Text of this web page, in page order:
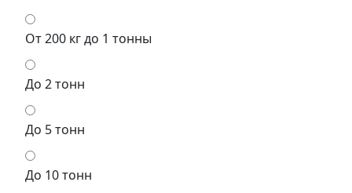
От 200 кг до 1 тонны
До 2 тонн
До 5 тонн
До 10 тонн